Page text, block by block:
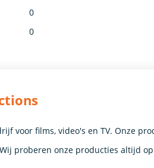
0
0
voor films, video's en TV. Onze
proberen onze producties altijd